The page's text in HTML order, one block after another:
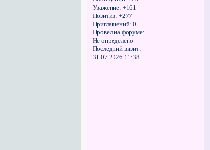
Уважение: +161
Позитив: +277
Приглашений: 0
Провел на форуме:
Не определено
Последний визит:
31.07.2026 11:38